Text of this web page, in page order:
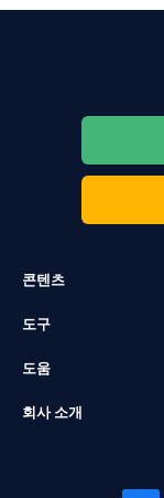
콘텐츠
도구
도움
회사 소개